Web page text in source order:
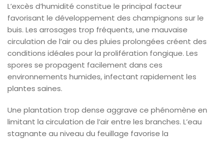
L’excès d’humidité constitue le principal facteur
favorisant le développement des champignons sur le
buis. Les arrosages trop fréquents, une mauvaise
circulation de l’air ou des pluies prolongées créent des
conditions idéales pour la prolifération fongique. Les
spores se propagent facilement dans ces
environnements humides, infectant rapidement les
plantes saines.
Une plantation trop dense aggrave ce phénomène en
limitant la circulation de l’air entre les branches. L’eau
stagnante au niveau du feuillage favorise la